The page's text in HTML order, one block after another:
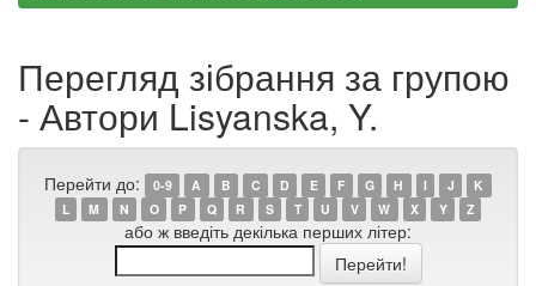
Перегляд зібрання за групою
- Автори Lisyanska, Y.
Перейти до: 0-9 A B C D E F G H I J
K
L
M N O P Q R S T U V W X Y Z
або ж введіть декілька перших літер: